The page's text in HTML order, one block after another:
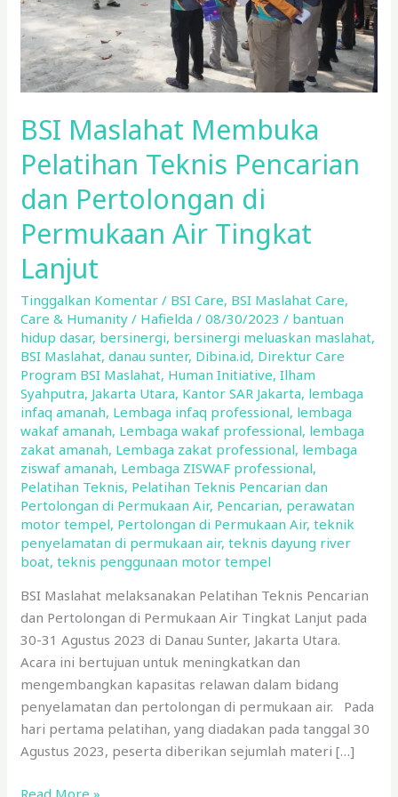
BSI Maslahat Membuka
Pelatihan Teknis Pencarian
dan Pertolongan di
Permukaan Air Tingkat
Lanjut
Tinggalkan Komentar / BSI Care, BSI Maslahat Care,
Care & Humanity / Hafielda/08/30/2023/ bantuan
hidup dasar, bersinergi, bersinergi meluaskan maslahat,
BSI Maslahat,danau sunter, Dibina.id, Direktur Care
Program BSI Maslahat, Human Initiative,Ilham
Syahputra, Jakarta Utara, Kantor SAR Jakarta, lembaga
infaq amanah, Lembaga infaq professional, lembaga
wakaf amanah, Lembaga wakaf professional, lembaga
zakat amanah, Lembaga zakat professional, lembaga
ziswaf amanah, Lembaga ZISWAF professional,
Pelatihan Teknis, Pelatihan Teknis Pencarian dan
Pertolongan di Permukaan Air, Pencarian, perawatan
motor tempel, Pertolongan di Permukaan Air,teknik
penyelamatan di permukaan air,teknis dayung river
boat,teknis penggunaan motor tempel
BSI Maslahat melaksanakan Pelatihan Teknis Pencarian
dan Pertolongan di Permukaan Air Tingkat Lanjut pada
30-31 Agustus 2023 di Danau Sunter, Jakarta Utara.
Acara ini bertujuan untuk meningkatkan dan
mengembangkan kapasitas relawan dalam bidang
penyelamatan dan pertolongan di permukaan air. Pada
hari pertama pelatihan, yang diadakan pada tanggal 30
Agustus 2023, peserta diberikan sejumlah materi […]
Pertolongan
di
Permukaan
Air
Lanjut
Read More »